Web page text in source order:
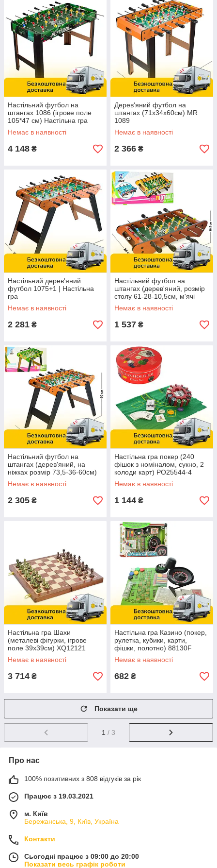
Настільний футбол на
штангах 1086 (ігрове поле
105*47 см) Настільна гра
Немає в наявності
4 148 ₴
Дерев'яний футбол на
штангах (71х34х60см) MR
1089
Немає в наявності
2 366 ₴
Настільний дерев'яний
футбол 1075+1 | Настільна
гра
Немає в наявності
2 281 ₴
Настільний футбол на
штангах (дерев'яний, розмір
столу 61-28-10,5см, м'ячі
2шт) 1069A
Немає в наявності
1 537 ₴
Настільний футбол на
штангах (дерев'яний, на
ніжках розмір 73,5-36-60см)
1073 + 1
Немає в наявності
2 305 ₴
Настільна гра покер (240
фішок з номіналом, сукно, 2
колоди карт) PO25544-4
Немає в наявності
1 144 ₴
Настільна гра Шахи
(металеві фігурки, ігрове
поле 39х39см) XQ12121
Немає в наявності
3 714 ₴
Настільна гра Казино (покер,
рулетка, кубики, карти,
фішки, полотно) 88130F
Немає в наявності
682 ₴
Показати ще
1 / 3
Про нас
100% позитивних з 808 відгуків за рік
Працює з 19.03.2021
м. Київ
Бережанська, 9, Київ, Україна
Контакти
Сьогодні працює з 09:00 до 20:00
Показати весь графік роботи